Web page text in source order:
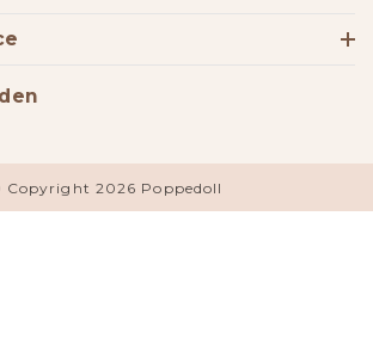
Copyright 2026 Poppedoll